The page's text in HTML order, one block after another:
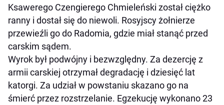
Ksawerego Czengierego Chmieleński został ciężko
ranny i dostał się do niewoli. Rosyjscy żołnierze
przewieźli go do Radomia, gdzie miał stanąć przed
carskim sądem.
Wyrok był podwójny i bezwzględny. Za dezercję z
armii carskiej otrzymał degradację i dziesięć lat
katorgi. Za udział w powstaniu skazano go na
śmierć przez rozstrzelanie. Egzekucję wykonano 23